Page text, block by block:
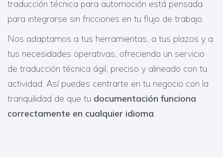
traducción técnica para automoción está pensada
para integrarse sin fricciones en tu flujo de trabajo.
Nos adaptamos a tus herramientas, a tus plazos y a
tus necesidades operativas, ofreciendo un servicio
de traducción técnica ágil, preciso y alineado con tu
actividad. Así puedes centrarte en tu negocio con la
tranquilidad de que tu documentación funciona
correctamente en cualquier idioma.